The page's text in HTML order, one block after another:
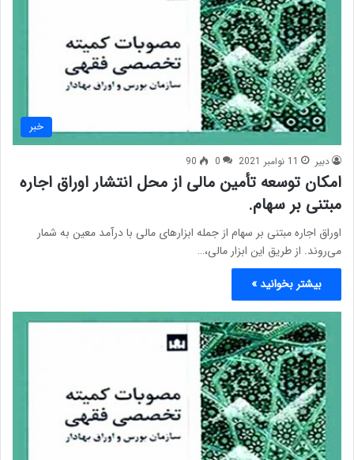
خبر
دبیر 11 نوامبر 2021 0
90
امکان توسعه تأمین مالی از محل انتشار اوراق اجاره
مبتنی بر سهام.
اوراق اجاره مبتنی بر سهام از جمله ابزارهای مالی با درآمد معین به شمار
می‌روند. از طریق این ابزار مالی،…
بیشتر بخوانید »